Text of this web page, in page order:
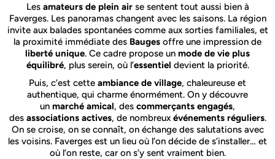
Les amateurs de plein airse sentent tout aussi bien à
Faverges. Les panoramas changent avec les saisons. La région
invite aux balades spontanées comme aux sorties familiales, et
la proximité immédiate des Bauges offre une impression de
liberté unique. Ce cadre propose un mode de vie plus
équilibré, plus serein, où l’essentiel devient la priorité.
Puis, c’est cette ambiance de village, chaleureuse et
authentique, qui charme énormément. On y découvre
un marché amical, des commerçants engagés,
des associations actives, de nombreux événements réguliers.
On se croise, on se connaît, on échange des salutations avec
les voisins. Faverges est un lieu où l’on décide de s’installer… et
où l’on reste, car on s’y sent vraiment bien.